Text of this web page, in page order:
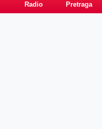
Radio Pretraga